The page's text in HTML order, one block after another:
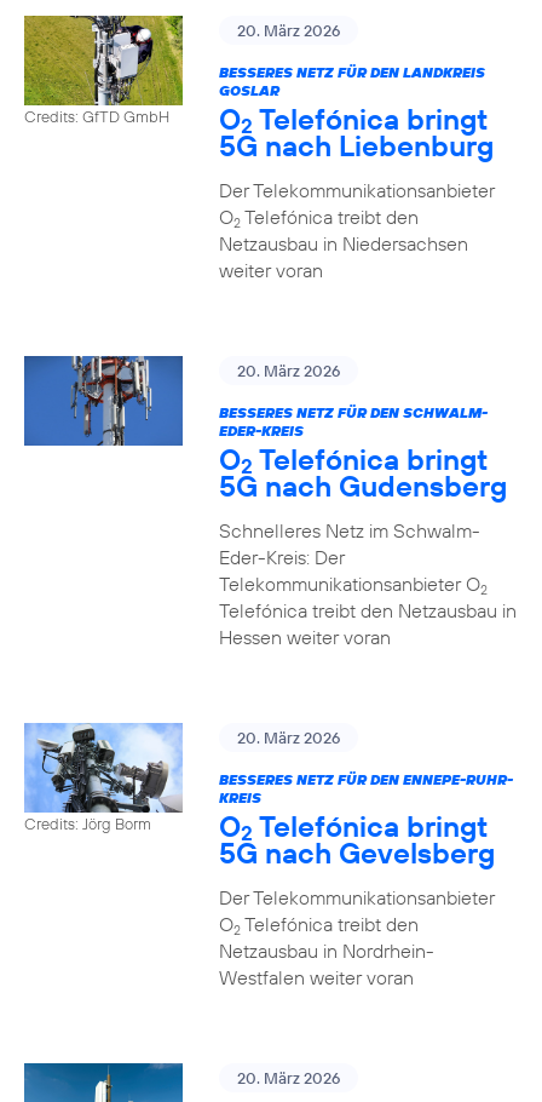
Credits: GfTD GmbH
20. März 2026
BESSERES NETZ FÜR DEN LANDKREIS
GOSLAR
O2 Telefónica bringt
5G nach Liebenburg
Der Telekommunikationsanbieter
O2Telefónica treibt den
Netzausbau in Niedersachsen
weiter voran
20. März 2026
BESSERES NETZ FÜR DEN SCHWALM-
EDER-KREIS
O2 Telefónica bringt
5G nach Gudensberg
Schnelleres Netz im Schwalm-
Eder-Kreis: Der
Telekommunikationsanbieter O2
Telefónica treibt den Netzausbau in
Hessen weiter voran
Credits: Jörg Borm
20. März 2026
BESSERES NETZ FÜR DEN ENNEPE-RUHR-
KREIS
O2 Telefónica bringt
5G nach Gevelsberg
Der Telekommunikationsanbieter
O2Telefónica treibt den
Netzausbau in Nordrhein-
Westfalen weiter voran
20. März 2026